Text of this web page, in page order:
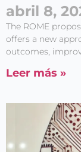
abril 8,
The ROME
offers a new
outcomes,
Leer más »